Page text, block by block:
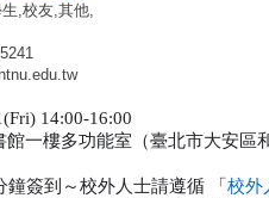
,校友,其他,
14:00-16:00
館一樓多功能室（臺北市大安區
簽到～校外人士請遵循 「 校外